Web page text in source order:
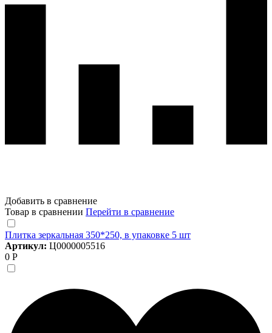
Добавить в сравнение
Товар в сравнении Перейти в сравнение
Плитка зеркальная 350*250, в упаковке 5 шт
Артикул: Ц0000005516
0 Р